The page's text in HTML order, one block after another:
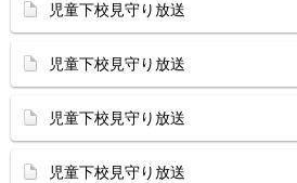
児童下校見守り放送
児童下校見守り放送
児童下校見守り放送
児童下校見守り放送